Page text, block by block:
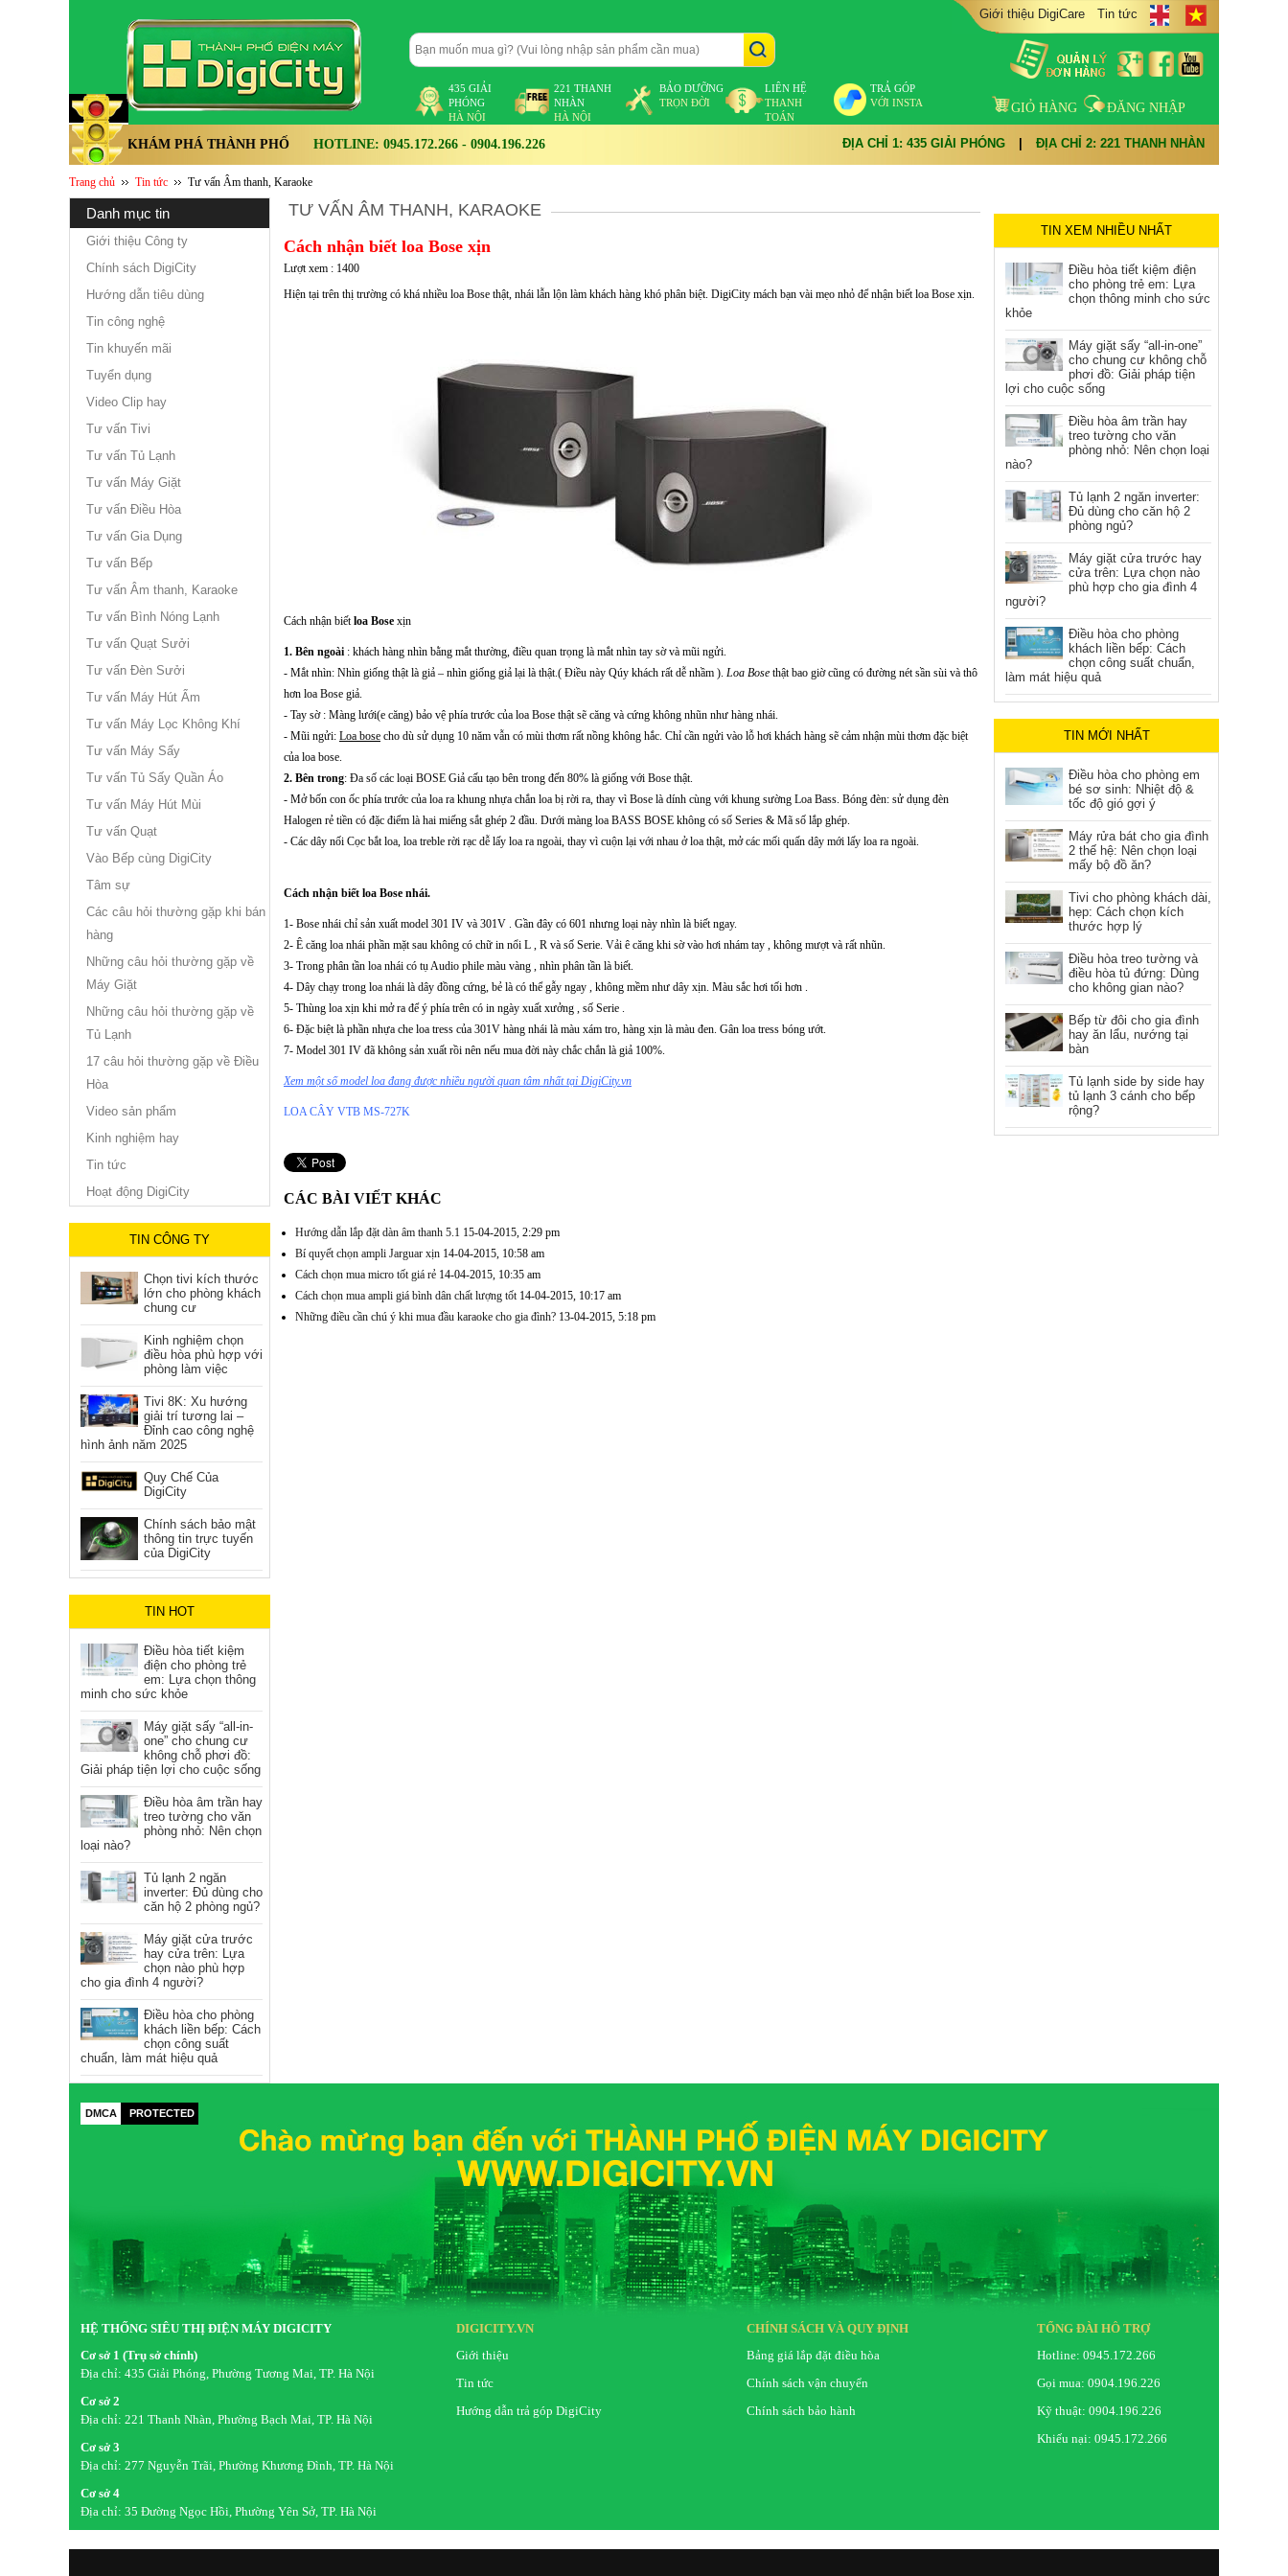
435 GIẢI
PHÓNG
HÀ NỘI
221 THANH
NHÀN
HÀ NỘI
BẢO DƯỠNG
TRỌN ĐỜI
LIÊN HỆ
THANH
TOÁN
TRẢ GÓP
VỚI INSTA
Giới thiệu DigiCare Tin tức
GIỎ HÀNG ĐĂNG NHẬP
KHÁM PHÁ THÀNH PHỐ HOTLINE: 0945.172.266 - 0904.196.226 ĐỊA CHỈ 1: 435 GIẢI PHÓNG ĐỊA CHỈ 2: 221 THANH NHÀN
Trang chủ Tin tức Tư vấn Âm thanh, Karaoke
danh mục tin
Giới thiệu Công ty
Chính sách DigiCity
Hướng dẫn tiêu dùng
Tin công nghệ
Tin khuyến mãi
Tuyển dụng
Video Clip hay
Tư vấn Tivi
Tư vấn Tủ Lạnh
Tư vấn Máy Giặt
Tư vấn Điều Hòa
Tư vấn Gia Dụng
Tư vấn Bếp
Tư vấn Âm thanh, Karaoke
Tư vấn Bình Nóng Lạnh
Tư vấn Quạt Sưởi
Tư vấn Đèn Sưởi
Tư vấn Máy Hút Ẩm
Tư vấn Máy Lọc Không Khí
Tư vấn Máy Sấy
Tư vấn Tủ Sấy Quần Áo
Tư vấn Máy Hút Mùi
Tư vấn Quạt
Vào Bếp cùng DigiCity
Tâm sự
Các câu hỏi thường gặp khi bán
hàng
Những câu hỏi thường gặp về
Máy Giặt
Những câu hỏi thường gặp về
Tủ Lạnh
17 câu hỏi thường gặp về Điều
Hòa
Video sản phẩm
Kinh nghiệm hay
Tin tức
Hoạt động DigiCity
TIN CÔNG TY
Chọn tivi kích thước
lớn cho phòng khách
chung cư
Kinh nghiệm chọn
điều hòa phù hợp với
phòng làm việc
Tivi 8K: Xu hướng
giải trí tương lai –
Đỉnh cao công nghệ
hình ảnh năm 2025
Quy Chế Của
DigiCity
Chính sách bảo mật
thông tin trực tuyến
của DigiCity
TIN HOT
Điều hòa tiết kiệm
điện cho phòng trẻ
em: Lựa chọn thông
minh cho sức khỏe
Máy giặt sấy “all-in-
one” cho chung cư
không chỗ phơi đồ:
Giải pháp tiện lợi cho cuộc sống
Điều hòa âm trần hay
treo tường cho văn
phòng nhỏ: Nên chọn
loại nào?
Tủ lạnh 2 ngăn
inverter: Đủ dùng cho
căn hộ 2 phòng ngủ?
Máy giặt cửa trước
hay cửa trên: Lựa
chọn nào phù hợp
cho gia đình 4 người?
Điều hòa cho phòng
khách liền bếp: Cách
chọn công suất
chuẩn, làm mát hiệu quả
TƯ VẤN ÂM THANH, KARAOKE
Cách nhận biết loa Bose xịn
Lượt xem : 1400
Hiện tại trên thị trường có khá nhiều loa Bose thật, nhái lẫn lộn làm khách hàng khó phân biệt. DigiCity mách bạn vài mẹo nhỏ để nhận biết loa Bose xịn.
Cách nhận biếtloa Bose xịn
1. Bên ngoài : khách hàng nhìn bằng mắt thường, điều quan trọng là mắt nhìn tay sờ và mũi ngửi.
- Mắt nhìn: Nhìn giống thật là giả – nhìn giống giả lại là thật.( Điều này Qúy khách rất dễ nhầm ). Loa Bose thật bao giờ cũng có đường nét sần sùi và thô
hơn loa Bose giả.
- Tay sờ : Màng lưới(e căng) bảo vệ phía trước của loa Bose thật sẽ căng và cứng không nhũn như hàng nhái.
- Mũi ngửi: Loa bose cho dù sử dụng 10 năm vẫn có mùi thơm rất nồng không hắc. Chỉ cần ngửi vào lỗ hơi khách hàng sẽ cảm nhận mùi thơm đặc biệt
của loa bose.
2. Bên trong: Đa số các loại BOSE Giả cấu tạo bên trong đến 80% là giống với Bose thật.
- Mở bốn con ốc phía trước của loa ra khung nhựa chắn loa bị rời ra, thay vì Bose là dính cùng với khung sường Loa Bass. Bóng đèn: sử dụng đèn
Halogen rẻ tiền có đặc điểm là hai miếng sắt ghép 2 đầu. Dưới màng loa BASS BOSE không có số Series & Mã số lắp ghép.
- Các dây nối Cọc bắt loa, loa treble rời rạc dễ lấy loa ra ngoài, thay vì cuộn lại với nhau ở loa thật, mở các mối quấn dây mới lấy loa ra ngoài.
Cách nhận biết loa Bose nhái.
1- Bose nhái chỉ sản xuất model 301 IV và 301V . Gần đây có 601 nhưng loại này nhìn là biết ngay.
2- Ê căng loa nhái phần mặt sau không có chữ in nổi L , R và số Serie. Vải ê căng khi sờ vào hơi nhám tay , không mượt và rất nhũn.
3- Trong phân tần loa nhái có tụ Audio phile màu vàng , nhìn phân tần là biết.
4- Dây chạy trong loa nhái là dây đồng cứng, bẻ là có thể gẫy ngay , không mềm như dây xịn. Màu sắc hơi tối hơn .
5- Thùng loa xịn khi mở ra để ý phía trên có in ngày xuất xưởng , số Serie .
6- Đặc biệt là phần nhựa che loa tress của 301V hàng nhái là màu xám tro, hàng xịn là màu đen. Gân loa tress bóng ướt.
7- Model 301 IV đã không sản xuất rồi nên nếu mua đời này chắc chắn là giả 100%.
Xem một số model loa đang được nhiều người quan tâm nhất tại DigiCity.vn
LOA CÂY VTB MS-727K
CÁC BÀI VIẾT KHÁC
Hướng dẫn lắp đặt dàn âm thanh 5.1 15-04-2015, 2:29 pm
Bí quyết chọn ampli Jarguar xịn 14-04-2015, 10:58 am
Cách chọn mua micro tốt giá rẻ 14-04-2015, 10:35 am
Cách chọn mua ampli giá bình dân chất lượng tốt 14-04-2015, 10:17 am
Những điều cần chú ý khi mua đầu karaoke cho gia đình? 13-04-2015, 5:18 pm
TIN XEM NHIỀU NHẤT
Điều hòa tiết kiệm điện
cho phòng trẻ em: Lựa
chọn thông minh cho sức
khỏe
Máy giặt sấy “all-in-one”
cho chung cư không chỗ
phơi đồ: Giải pháp tiện
lợi cho cuộc sống
Điều hòa âm trần hay
treo tường cho văn
phòng nhỏ: Nên chọn loại
nào?
Tủ lạnh 2 ngăn inverter:
Đủ dùng cho căn hộ 2
phòng ngủ?
Máy giặt cửa trước hay
cửa trên: Lựa chọn nào
phù hợp cho gia đình 4
người?
Điều hòa cho phòng
khách liền bếp: Cách
chọn công suất chuẩn,
làm mát hiệu quả
TIN MỚI NHẤT
Điều hòa cho phòng em
bé sơ sinh: Nhiệt độ &
tốc độ gió gợi ý
Máy rửa bát cho gia đình
2 thế hệ: Nên chọn loại
mấy bộ đồ ăn?
Tivi cho phòng khách dài,
hẹp: Cách chọn kích
thước hợp lý
Điều hòa treo tường và
điều hòa tủ đứng: Dùng
cho không gian nào?
Bếp từ đôi cho gia đình
hay ăn lẩu, nướng tại
bàn
Tủ lạnh side by side hay
tủ lạnh 3 cánh cho bếp
rộng?
DMCA PROTECTED
HỆ THỐNG SIÊU THỊ ĐIỆN MÁY DIGICITY
Cơ sở 1 (Trụ sở chính)
Địa chỉ: 435 Giải Phóng, Phường Tương Mai, TP. Hà Nội
Cơ sở 2
Địa chỉ: 221 Thanh Nhàn, Phường Bạch Mai, TP. Hà Nội
Cơ sở 3
Địa chỉ: 277 Nguyễn Trãi, Phường Khương Đình, TP. Hà Nội
Cơ sở 4
Địa chỉ: 35 Đường Ngọc Hồi, Phường Yên Sở, TP. Hà Nội
DIGICITY.VN
Giới thiệu
Tin tức
Hướng dẫn trả góp DigiCity
CHÍNH SÁCH VÀ QUY ĐỊNH
Bảng giá lắp đặt điều hòa
Chính sách vận chuyển
Chính sách bảo hành
TỔNG ĐÀI HỖ TRỢ
Hotline: 0945.172.266
Gọi mua: 0904.196.226
Kỹ thuật: 0904.196.226
Khiếu nại: 0945.172.266